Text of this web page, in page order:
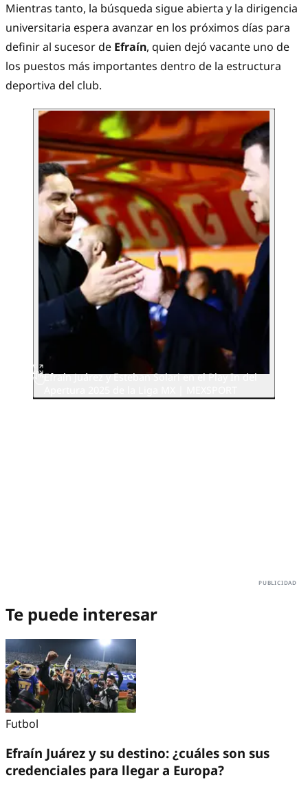
Mientras tanto, la búsqueda sigue abierta y la dirigencia
universitaria espera avanzar en los próximos días para
definir al sucesor de Efraín, quien dejó vacante uno de
los puestos más importantes dentro de la estructura
deportiva del club.
Efraín Juárez y Esteban Solari en el Play In del
Te puede interesar
Futbol
Efraín Juárez y su destino: ¿cuáles son sus
credenciales para llegar a Europa?